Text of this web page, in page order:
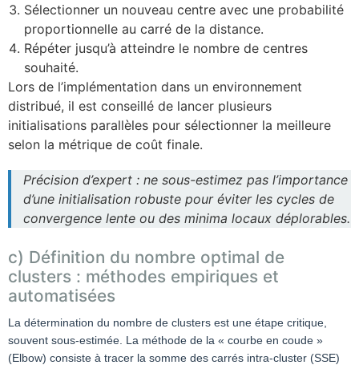
Sélectionner un nouveau centre avec une probabilité
proportionnelle au carré de la distance.
Répéter jusqu’à atteindre le nombre de centres
souhaité.
Lors de l’implémentation dans un environnement
distribué, il est conseillé de lancer plusieurs
initialisations parallèles pour sélectionner la meilleure
selon la métrique de coût finale.
Précision d’expert : ne sous-estimez pas l’importance
d’une initialisation robuste pour éviter les cycles de
convergence lente ou des minima locaux déplorables.
c) Définition du nombre optimal de
clusters : méthodes empiriques et
automatisées
La détermination du nombre de clusters est une étape critique,
souvent sous-estimée. La méthode de la « courbe en coude »
(Elbow) consiste à tracer la somme des carrés intra-cluster (SSE)